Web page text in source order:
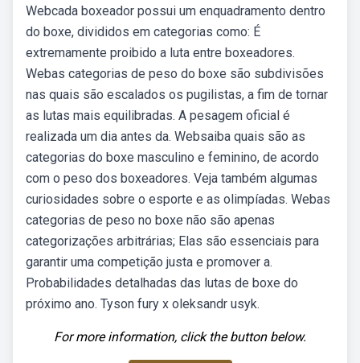
Webcada boxeador possui um enquadramento dentro
do boxe, divididos em categorias como: É
extremamente proibido a luta entre boxeadores.
Webas categorias de peso do boxe são subdivisões
nas quais são escalados os pugilistas, a fim de tornar
as lutas mais equilibradas. A pesagem oficial é
realizada um dia antes da. Websaiba quais são as
categorias do boxe masculino e feminino, de acordo
com o peso dos boxeadores. Veja também algumas
curiosidades sobre o esporte e as olimpíadas. Webas
categorias de peso no boxe não são apenas
categorizações arbitrárias; Elas são essenciais para
garantir uma competição justa e promover a.
Probabilidades detalhadas das lutas de boxe do
próximo ano. Tyson fury x oleksandr usyk.
For more information, click the button below.